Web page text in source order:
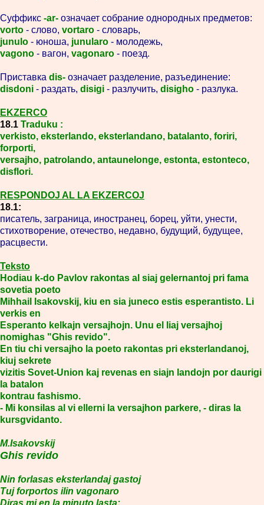
Суффикс -ar- означает собрание однородных предметов:
vorto - слово, vortaro - словарь,
junulo - юноша, junularo - молодежь,
vagono - вагон, vagonaro - поезд.
Приставка dis- означает разделение, разъединение:
disdoni - раздать, disigi - разлучить, disigho - разлука.
EKZERCO
18.1 Traduku :
verkisto, eksterlando, eksterlandano, batalanto, foriri,
forporti,
versajho, patrolando, antaunelonge, estonta, estonteco,
disflori.
RESPONDOJ AL LA EKZERCOJ
18.1:
писатель, заграница, иностранец, борец, уйти, унести,
стихотворение, отечество, недавно, будущий, будущее,
расцвести.
Teksto
Hodiau k-do Pavlov rakontas al siaj gelernantoj pri fama
sovetia poeto
Mihhail Isakovskij, kiu en sia juneco estis esperantisto. Li
verkis en
Esperanto kelkajn versajhojn. Unu el liaj versajhoj
nomighas "Ghis revido".
En tiu chi versajho la poeto rakontas pri eksterlandanoj,
kiuj sekrete
vizitis Sovet-Union kaj revenas en siajn landojn por daurigi
la batalon
kontrau fashismo.
- Mi konsilas al vi ellerni la versajhon parkere, - diras la
kursgvidanto.
M.Isakovskij
Ghis revido
Nin forlasas eksterlandaj gastoj
Tuj forportos ilin vagonaro
Diras mi en la minuto lasta: